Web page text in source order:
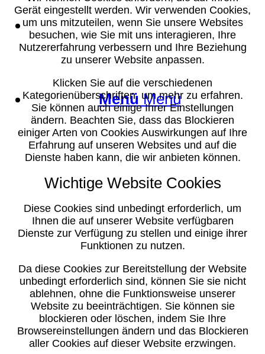
Suche
Menü Menü
Gerät eingestellt werden. Wir verwenden Cookies,
um uns mitzuteilen, wenn Sie unsere Websites
besuchen, wie Sie mit uns interagieren, Ihre
Nutzererfahrung verbessern und Ihre Beziehung
zu unserer Website anpassen.
Klicken Sie auf die verschiedenen
Kategorienüberschriften, um mehr zu erfahren.
Sie können auch einige Ihrer Einstellungen
ändern. Beachten Sie, dass das Blockieren
einiger Arten von Cookies Auswirkungen auf Ihre
Erfahrung auf unseren Websites und auf die
Dienste haben kann, die wir anbieten können.
Wichtige Website Cookies
Diese Cookies sind unbedingt erforderlich, um
Ihnen die auf unserer Website verfügbaren
Dienste zur Verfügung zu stellen und einige ihrer
Funktionen zu nutzen.
Da diese Cookies zur Bereitstellung der Website
unbedingt erforderlich sind, können Sie sie nicht
ablehnen, ohne die Funktionsweise unserer
Website zu beeinträchtigen. Sie können sie
blockieren oder löschen, indem Sie Ihre
Browsereinstellungen ändern und das Blockieren
aller Cookies auf dieser Website erzwingen.